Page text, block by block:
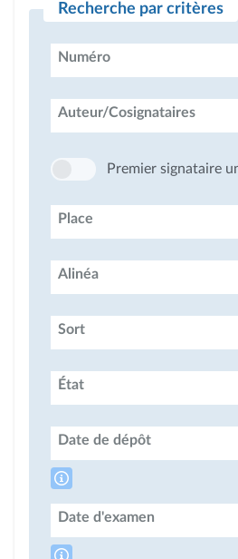
Recherche par critères
Numéro
Auteur/Cosignataires
Premier signataire
Place
Alinéa
Sort
État
Date de dépôt
Date d'examen